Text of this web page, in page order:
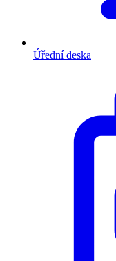
Úřední deska